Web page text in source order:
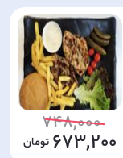
748,000
673,200